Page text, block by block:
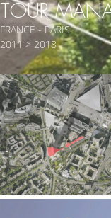
TOUR
FRANCE - PARIS
2011 > 2018